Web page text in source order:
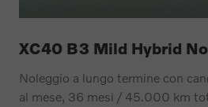
XC40 B3 Mild Hybrid
Noleggio a lungo termine con
al mese, 36 mesi / 45.000 km